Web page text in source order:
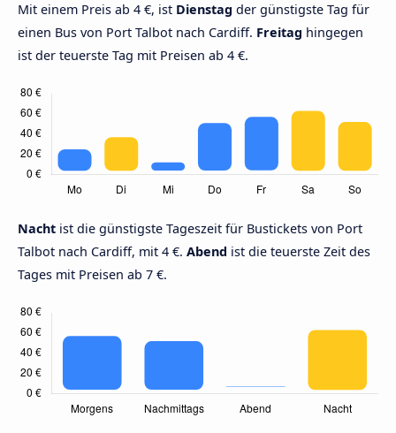
Mit einem Preis ab 4 €, ist Dienstag der günstigste Tag für
einen Bus von Port Talbot nach Cardiff. Freitag hingegen
ist der teuerste Tag mit Preisen ab 4 €.
Nacht ist die günstigste Tageszeit für Bustickets von Port
Talbot nach Cardiff, mit 4 €. Abend ist die teuerste Zeit des
Tages mit Preisen ab 7 €.